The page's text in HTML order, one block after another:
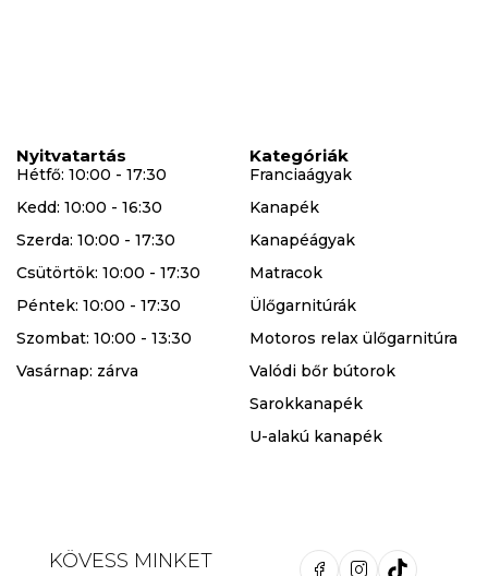
Nyitvatartás
Hétfő: 10:00 - 17:30
Kedd: 10:00 - 16:30
Szerda: 10:00 - 17:30
Csütörtök: 10:00 - 17:30
Péntek: 10:00 - 17:30
Szombat: 10:00 - 13:30
Vasárnap: zárva
Kategóriák
Franciaágyak
Kanapék
Kanapéágyak
Matracok
Ülőgarnitúrák
Motoros relax ülőgarnitúra
Valódi bőr bútorok
Sarokkanapék
U-alakú kanapék
KÖVESS MINKET